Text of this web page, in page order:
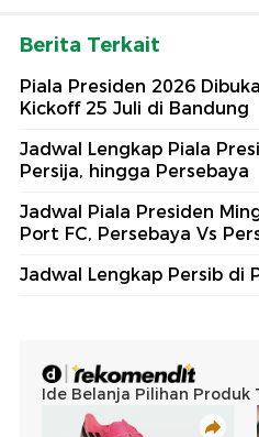
Berita Terkait
Piala Presiden 2026
Kickoff 25 Juli di Bandung
Jadwal Lengkap Piala
Persija, hingga Persebaya
Jadwal Piala Presiden
Port FC, Persebaya Vs
Jadwal Lengkap Persib di